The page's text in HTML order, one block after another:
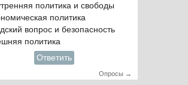
политика и свободы
политика
вопрос и безопасность
политика
Ответить
Опросы →